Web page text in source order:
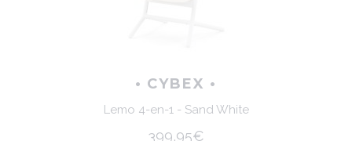
• CYBEX •
Lemo 4-en-1 - Sand White
399,95€